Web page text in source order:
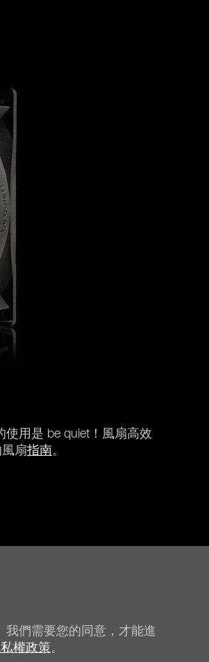
們需要您的同意，才能進
權政策。
用是 be quiet！風扇高效
扇指南。